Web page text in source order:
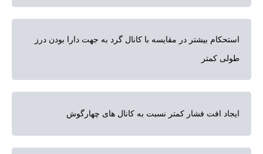
استحکام بیشتر در مقایسه با کانال گرد به جهت دارا بودن درز
طولی کمتر
ایجاد افت فشار کمتر نسبت به کانال های چهارگوش